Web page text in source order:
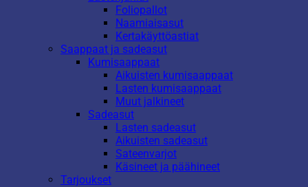
Foliopallot
Naamiaisasut
Kertakäyttöastiat
Saappaat ja sadeasut
Kumisaappaat
Aikuisten kumisaappaat
Lasten kumisaappaat
Muut jalkineet
Sadeasut
Lasten sadeasut
Aikuisten sadeasut
Sateenvarjot
Käsineet ja päähineet
Tarjoukset